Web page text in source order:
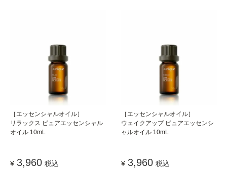
［エッセンシャルオイル］
リラックス ピュアエッセンシャル
オイル 10mL
¥ 3,960 税込
［エッセンシャルオイル］
ウェイクアップ ピュアエッセンシ
ャルオイル 10mL
¥ 3,960 税込